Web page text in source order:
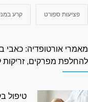
פציעות ספורט קרע
מאמרי אורטופדיה: כאבי
להחלפת מפרקים, זריקות
טיפול